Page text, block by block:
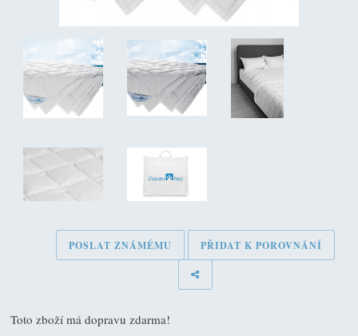
POSLAT ZNÁMÉMU PŘIDAT K POROVNÁNÍ
Toto zboží má dopravu zdarma!